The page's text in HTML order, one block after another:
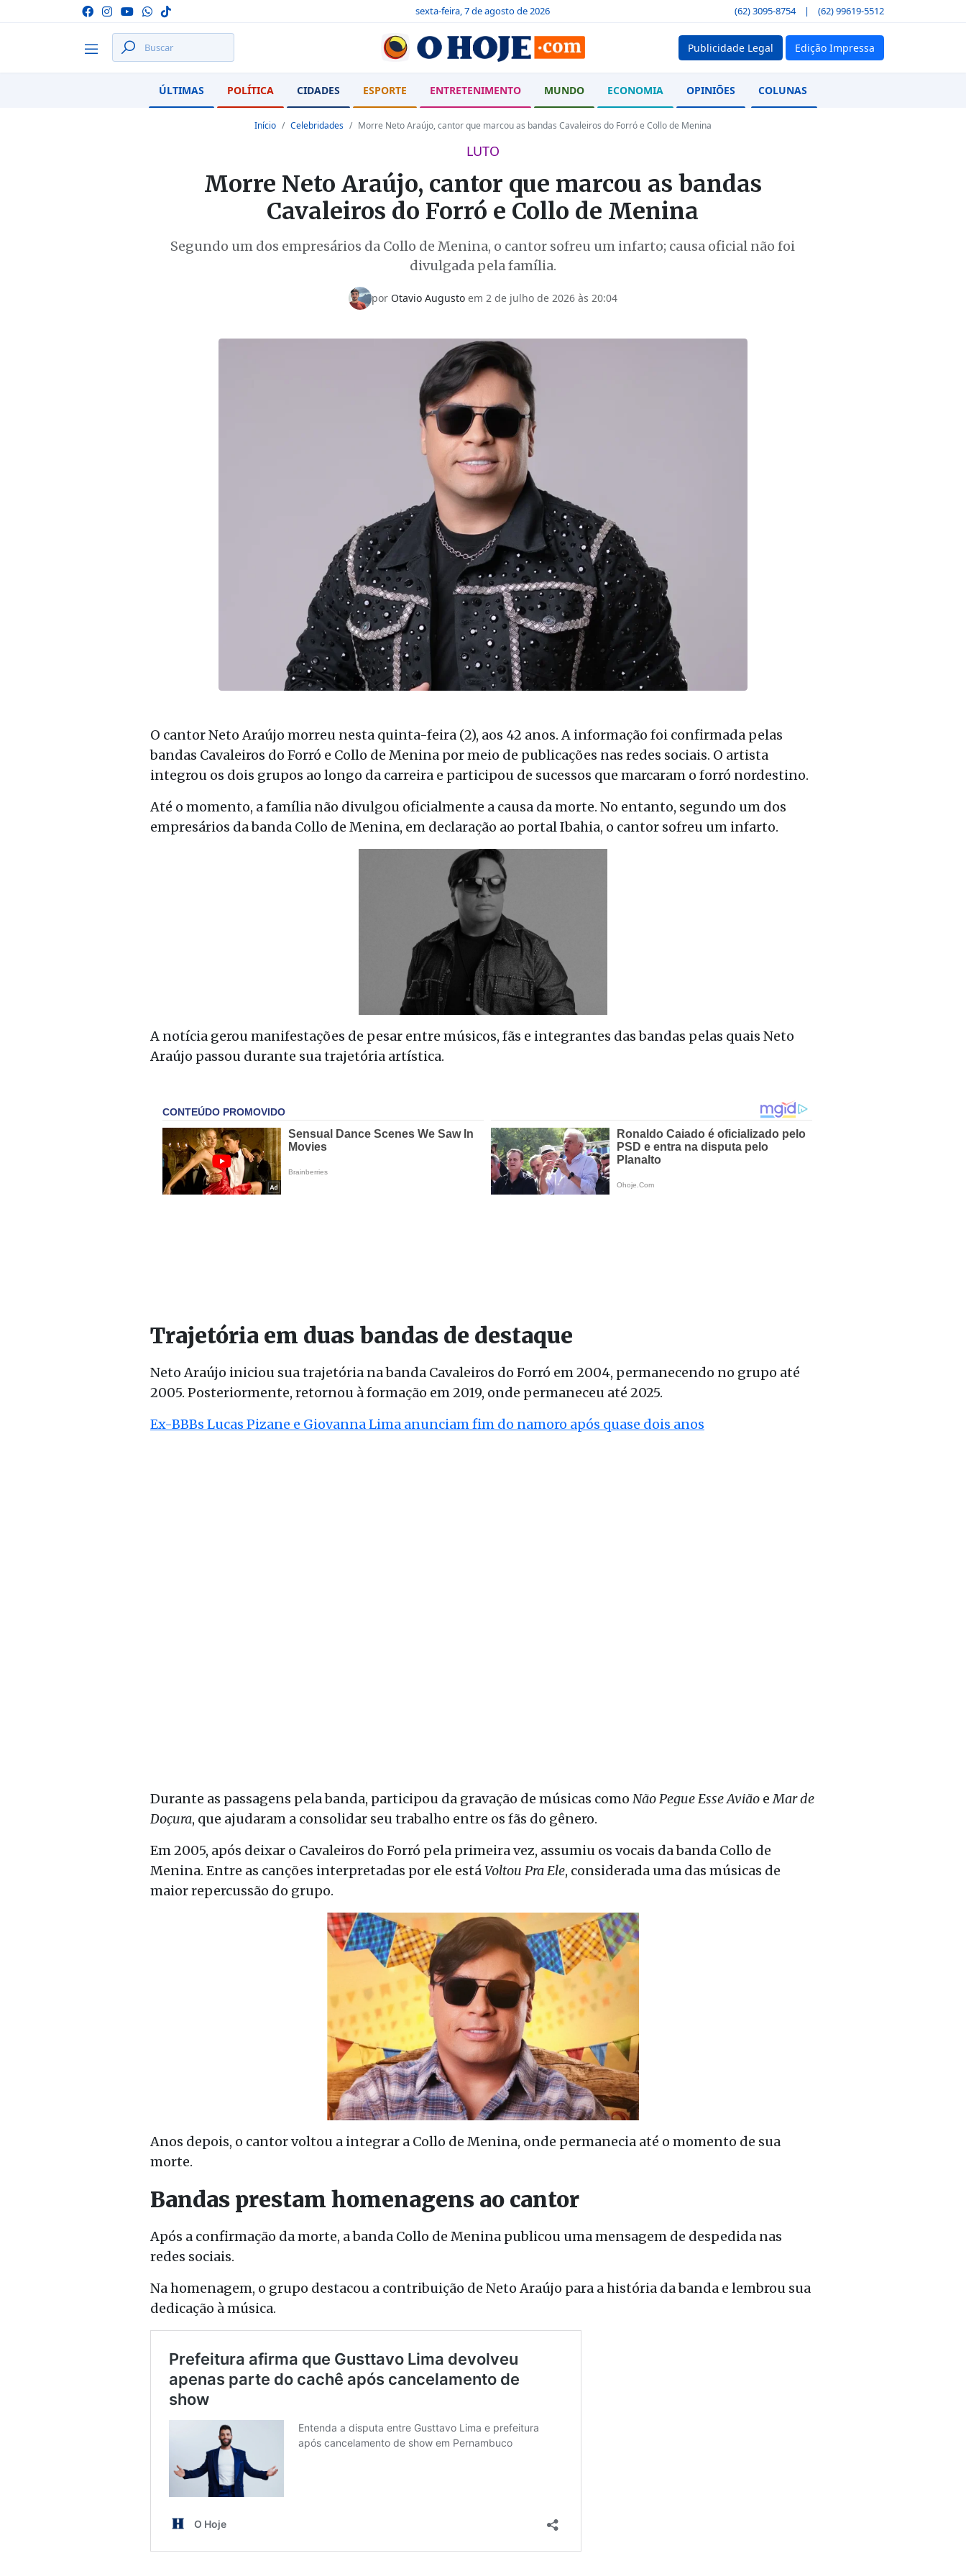
sexta-feira, 7 de agosto de 2026 (62) 3095-8754 | (62) 99619-5512
Publicidade Legal Edição Impressa
ÚLTIMAS POLÍTICA CIDADES ESPORTE ENTRETENIMENTO MUNDO ECONOMIA OPINIÕES COLUNAS
Início Celebridades Morre Neto Araújo, cantor que marcou as bandas Cavaleiros do Forró e Collo de Menina
LUTO
Morre Neto Araújo, cantor que marcou as bandas
Cavaleiros do Forró e Collo de Menina
Segundo um dos empresários da Collo de Menina, o cantor sofreu um infarto; causa oficial não foi
divulgada pela família.
por Otavio Augustoem 2 de julho de 2026 às 20:04
O cantor Neto Araújo morreu nesta quinta-feira (2), aos 42 anos. A informação foi confirmada pelas
bandas Cavaleiros do Forró e Collo de Menina por meio de publicações nas redes sociais. O artista
integrou os dois grupos ao longo da carreira e participou de sucessos que marcaram o forró nordestino.
Até o momento, a família não divulgou oficialmente a causa da morte. No entanto, segundo um dos
empresários da banda Collo de Menina, em declaração ao portal Ibahia, o cantor sofreu um infarto.
A notícia gerou manifestações de pesar entre músicos, fãs e integrantes das bandas pelas quais Neto
Araújo passou durante sua trajetória artística.
Trajetória em duas bandas de destaque
Neto Araújo iniciou sua trajetória na banda Cavaleiros do Forró em 2004, permanecendo no grupo até
2005. Posteriormente, retornou à formação em 2019, onde permaneceu até 2025.
Ex-BBBs Lucas Pizane e Giovanna Lima anunciam fim do namoro após quase dois anos
Durante as passagens pela banda, participou da gravação de músicas como Não Pegue Esse Avião eMar de
Doçura, que ajudaram a consolidar seu trabalho entre os fãs do gênero.
Em 2005, após deixar o Cavaleiros do Forró pela primeira vez, assumiu os vocais da banda Collo de
Menina. Entre as canções interpretadas por ele estáVoltou Pra Ele, considerada uma das músicas de
maior repercussão do grupo.
Anos depois, o cantor voltou a integrar a Collo de Menina, onde permanecia até o momento de sua
morte.
Bandas prestam homenagens ao cantor
Após a confirmação da morte, a banda Collo de Menina publicou uma mensagem de despedida nas
redes sociais.
Na homenagem, o grupo destacou a contribuição de Neto Araújo para a história da banda e lembrou sua
dedicação à música.